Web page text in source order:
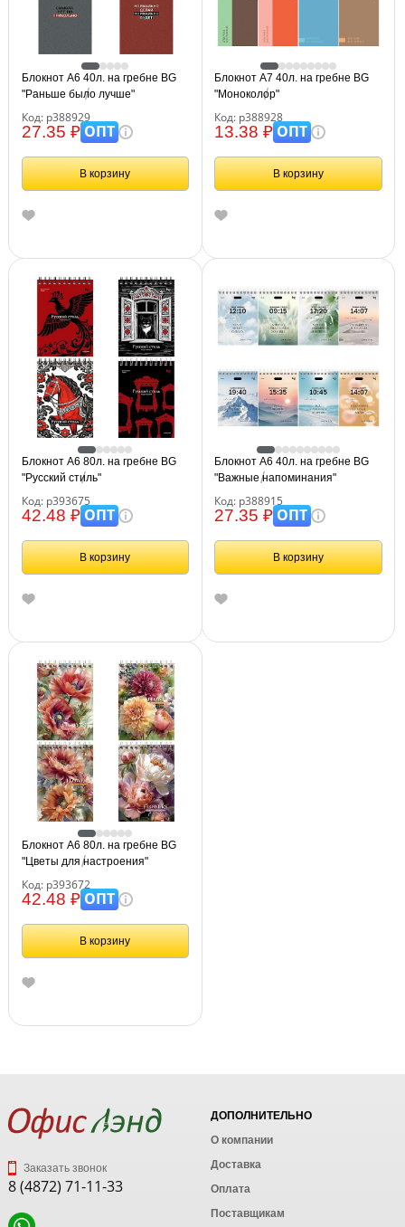
Блокнот А6 40л. на гребне BG
"Раньше было лучше"
Код: р388929
27.35 ₽ОПТ
В корзину
Блокнот А7 40л. на гребне BG
"Моноколор"
Код: р388928
13.38 ₽ОПТ
В корзину
Блокнот А6 80л. на гребне BG
"Русский стиль"
Код: р393675
42.48 ₽ОПТ
В корзину
Блокнот А6 40л. на гребне BG
"Важные напоминания"
Код: р388915
27.35 ₽ОПТ
В корзину
Блокнот А6 80л. на гребне BG
"Цветы для настроения"
Код: р393672
42.48 ₽ОПТ
В корзину
Заказать звонок
8 (4872) 71-11-33
ДОПОЛНИТЕЛЬНО
О компании
Доставка
Оплата
Поставщикам